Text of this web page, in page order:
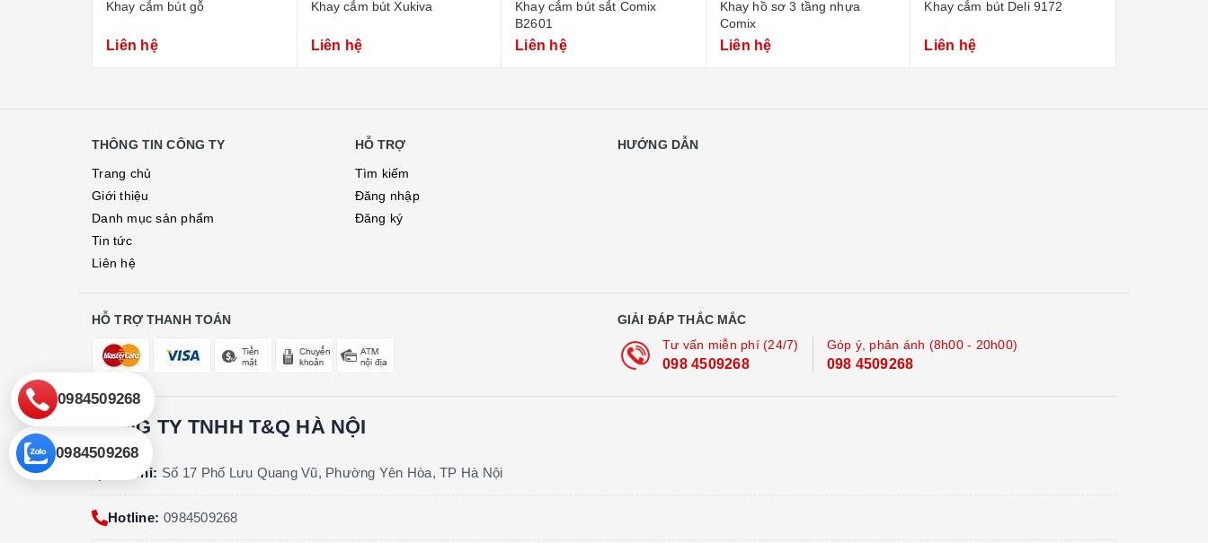
Khay cắm bút gỗ
Liên hệ
Khay cắm bút Xukiva
Liên hệ
Khay cắm bút sắt Comix
B2601
Liên hệ
Khay hồ sơ 3 tầng nhựa
Comix
Liên hệ
Khay cắm bút Deli 9172
Liên hệ
THÔNG TIN CÔNG TY
Trang chủ
Giới thiệu
Danh mục sản phẩm
Tin tức
Liên hệ
HỖ TRỢ
Tìm kiếm
Đăng nhập
Đăng ký
HƯỚNG DẪN
HỖ TRỢ THANH TOÁN
GIẢI ĐÁP THẮC MẮC
Tư vấn miễn phí (24/7)
098 4509268
Góp ý, phản ánh (8h00 - 20h00)
098 4509268
CÔNG TY TNHH T&Q HÀ NỘI
Địa chỉ: Số 17 Phố Lưu Quang Vũ, Phường Yên Hòa, TP Hà Nội
Hotline: 0984509268
0984509268
0984509268